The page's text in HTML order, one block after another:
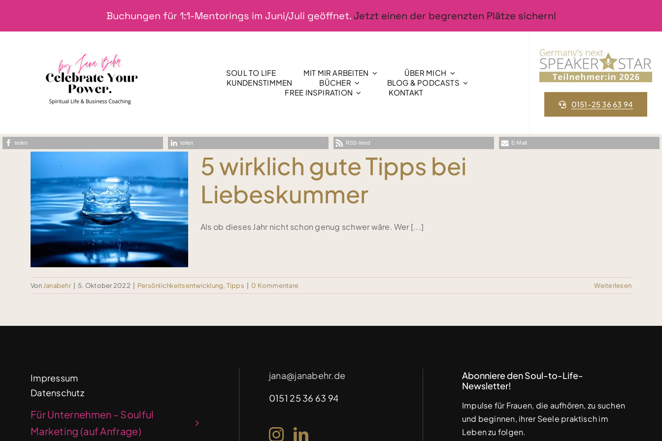
springen
Buchungen für 1:1-Mentorings im Juni/Juli geöffnet. Jetzt einen der begrenzten Plätze sichern!
SOUL TO LIFE MIT MIR ARBEITEN
ÜBER MICH
KUNDENSTIMMEN
BÜCHER
BLOG & PODCASTS
FREE INSPIRATION
KONTAKT
0151-25 36 63 94
teilen teilen RSS-feed E-Mail
5 wirklich gute Tipps bei
Liebeskummer
Als ob dieses Jahr nicht schon genug schwer wäre. Wer [...]
Von Janabehr 5. Oktober 2022 Persönlichkeitsentwicklung, Tipps 0 Kommentare Weiterlesen
Impressum
Datenschutz
Für Unternehmen – Soulful
Marketing (auf Anfrage)
jana@janabehr.de
0151 25 36 63 94
Abonniere den Soul-to-Life-
Newsletter!
Impulse für Frauen, die aufhören, zu suchen
und beginnen, ihrer Seele praktisch im
Leben zu folgen.